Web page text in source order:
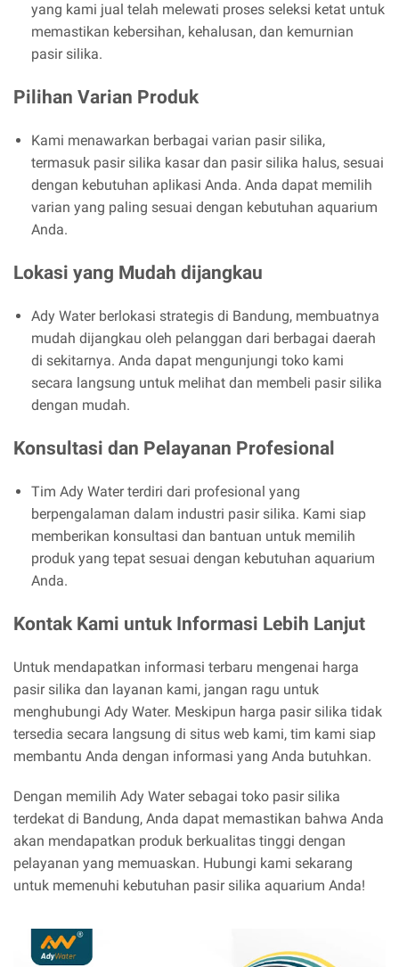
yang kami jual telah melewati proses seleksi ketat untuk
memastikan kebersihan, kehalusan, dan kemurnian
pasir silika.
Pilihan Varian Produk
Kami menawarkan berbagai varian pasir silika,
termasuk pasir silika kasar dan pasir silika halus, sesuai
dengan kebutuhan aplikasi Anda. Anda dapat memilih
varian yang paling sesuai dengan kebutuhan aquarium
Anda.
Lokasi yang Mudah dijangkau
Ady Water berlokasi strategis di Bandung, membuatnya
mudah dijangkau oleh pelanggan dari berbagai daerah
di sekitarnya. Anda dapat mengunjungi toko kami
secara langsung untuk melihat dan membeli pasir silika
dengan mudah.
Konsultasi dan Pelayanan Profesional
Tim Ady Water terdiri dari profesional yang
berpengalaman dalam industri pasir silika. Kami siap
memberikan konsultasi dan bantuan untuk memilih
produk yang tepat sesuai dengan kebutuhan aquarium
Anda.
Kontak Kami untuk Informasi Lebih Lanjut
Untuk mendapatkan informasi terbaru mengenai harga
pasir silika dan layanan kami, jangan ragu untuk
menghubungi Ady Water. Meskipun harga pasir silika tidak
tersedia secara langsung di situs web kami, tim kami siap
membantu Anda dengan informasi yang Anda butuhkan.
Dengan memilih Ady Water sebagai toko pasir silika
terdekat di Bandung, Anda dapat memastikan bahwa Anda
akan mendapatkan produk berkualitas tinggi dengan
pelayanan yang memuaskan. Hubungi kami sekarang
untuk memenuhi kebutuhan pasir silika aquarium Anda!